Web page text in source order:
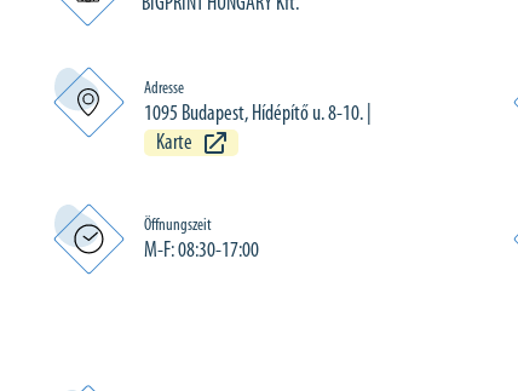
Adresse
1095 Budapest, Hídépítő u. 8-10.
Karte
Öffnungszeit
M-F: 08:30-17:00